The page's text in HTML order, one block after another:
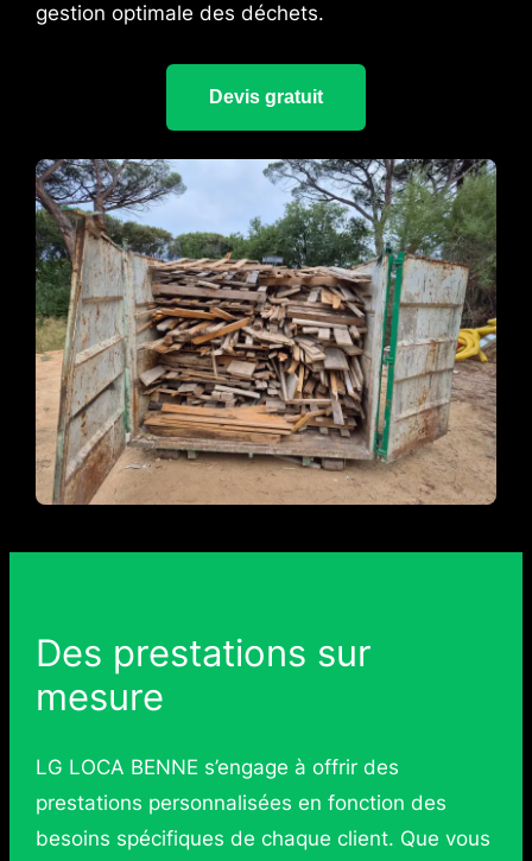
gestion optimale des déchets.
Devis gratuit
Des prestations sur
mesure
LG LOCA BENNE s’engage à offrir des
prestations personnalisées en fonction des
besoins spécifiques de chaque client. Que vous